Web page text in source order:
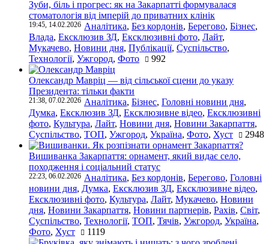
Зуби, біль і прогрес: як на Закарпатті формувалася
стоматологія від імперій до приватних клінік
19:45, 14.02.2026 Аналітика, Без кордонів, Берегово, Бізнес,
Влада, Ексклюзив ЗД, Ексклюзивні фото, Лайт,
Мукачево, Новини дня, Публікації, Суспільство,
Технології, Ужгород, Фото 992
Олександр Мавріц — від сільської сцени до указу
Президента: тільки факти
21:38, 07.02.2026 Аналітика, Бізнес, Головні новини дня,
Думка, Ексклюзив ЗД, Ексклюзивне відео, Ексклюзивні
фото, Культура, Лайт, Новини дня, Новини Закарпаття,
Суспільство, ТОП, Ужгород, Україна, Фото, Хуст 2948
Вишиванка Закарпаття: орнамент, який видає село,
походження і соціальний статус
22:23, 06.02.2026 Аналітика, Без кордонів, Берегово, Головні
новини дня, Думка, Ексклюзив ЗД, Ексклюзивне відео,
Ексклюзивні фото, Культура, Лайт, Мукачево, Новини
дня, Новини Закарпаття, Новини партнерів, Рахів, Світ,
Суспільство, Технології, ТОП, Тячів, Ужгород, Україна,
Фото, Хуст 1119